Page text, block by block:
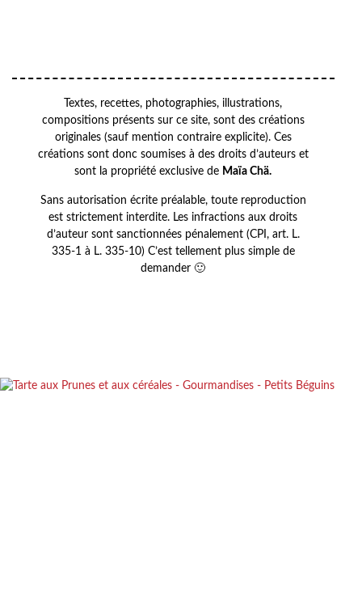
Textes, recettes, photographies, illustrations,
compositions présents sur ce site, sont des créations
originales (sauf mention contraire explicite). Ces
créations sont donc soumises à des droits d’auteurs et
sont la propriété exclusive de Maïa Chä.
Sans autorisation écrite préalable, toute reproduction
est strictement interdite. Les infractions aux droits
d’auteur sont sanctionnées pénalement (CPI, art. L.
335-1 à L. 335-10) C’est tellement plus simple de
demander 🙂